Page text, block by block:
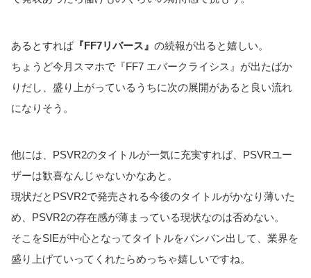
あるとすれば『FF7リバース』 の続報が出ると嬉しい。
ちょうど今月スマホで『FF7 エバークライシス』が出たばか
りだし、盛り上がっているうちに次の展開があると良い流れ
になりそう。
他には、PSVR2のタイトルが一気に充実すれば、PSVRユー
ザーは歓喜なんじゃないかなあと。
現状だとPSVR2で発売される今後のタイトルがかなり薄いた
め、PSVR2の存在感が薄まっている現状なのは否めない。
そこをSIEが中心となってタイトルをバンバン出して、業界を
盛り上げていってくれたらめっちゃ嬉しいですね。